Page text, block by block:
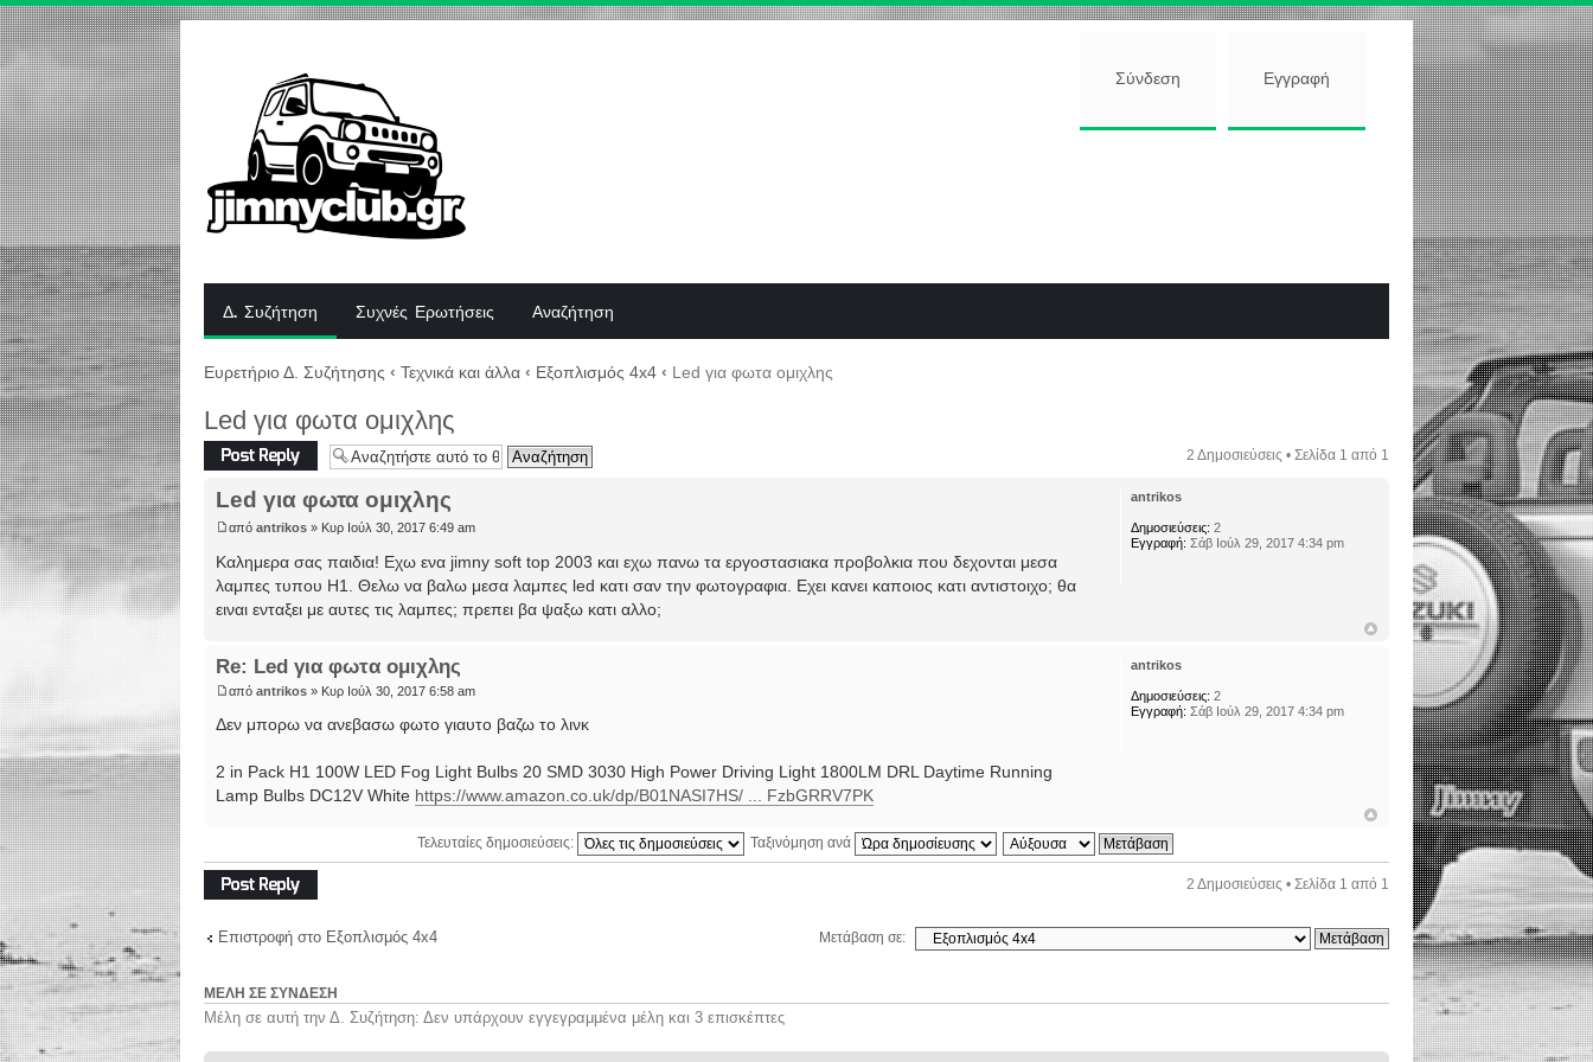
Σύνδεση Εγγραφή
Δ. Συζήτηση Συχνές Ερωτήσεις Αναζήτηση
Ευρετήριο Δ. Συζήτησης ‹ Τεχνικά και άλλα ‹ Εξοπλισμός 4x4 ‹ Led για φωτα ομιχλης
Led για φωτα ομιχλης
Δημιουργία
απάντησης
2 Δημοσιεύσεις • Σελίδα 1 από 1
Led για φωτα ομιχλης
από antrikos » Κυρ Ιούλ 30, 2017 6:49 am
Καλημερα σας παιδια! Εχω ενα jimny soft top 2003 και εχω πανω τα εργοστασιακα προβολκια που δεχονται μεσα
λαμπες τυπου Η1. Θελω να βαλω μεσα λαμπες led κατι σαν την φωτογραφια. Εχει κανει καποιος κατι αντιστοιχο; θα
ειναι ενταξει με αυτες τις λαμπες; πρεπει βα ψαξω κατι αλλο;
antrikos
Δημοσιεύσεις: 2
Εγγραφή: Σάβ Ιούλ 29, 2017 4:34 pm
Re: Led για φωτα ομιχλης
από antrikos » Κυρ Ιούλ 30, 2017 6:58 am
Δεν μπορω να ανεβασω φωτο γιαυτο βαζω το λινκ
2 in Pack H1 100W LED Fog Light Bulbs 20 SMD 3030 High Power Driving Light 1800LM DRL Daytime Running
Lamp Bulbs DC12V White https://www.amazon.co.uk/dp/B01NASI7HS/ ... FzbGRRV7PK
antrikos
Δημοσιεύσεις: 2
Εγγραφή: Σάβ Ιούλ 29, 2017 4:34 pm
Τελευταίες δημοσιεύσεις: Ταξινόμηση ανά
Δημιουργία
απάντησης
2 Δημοσιεύσεις • Σελίδα 1 από 1
Επιστροφή στο Εξοπλισμός 4x4 Μετάβαση σε:
ΜΈΛΗ ΣΕ ΣΎΝΔΕΣΗ
Μέλη σε αυτή την Δ. Συζήτηση: Δεν υπάρχουν εγγεγραμμένα μέλη και 3 επισκέπτες